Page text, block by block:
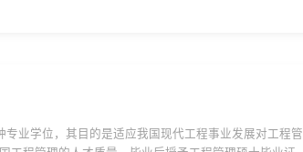
专业学位，其目的是适应我国现代工程事业发展对工程管